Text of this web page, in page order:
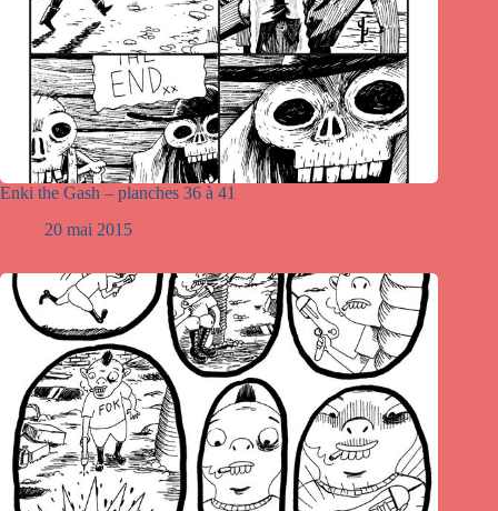
Enki the Gash – planches 36 à 41
20 mai 2015